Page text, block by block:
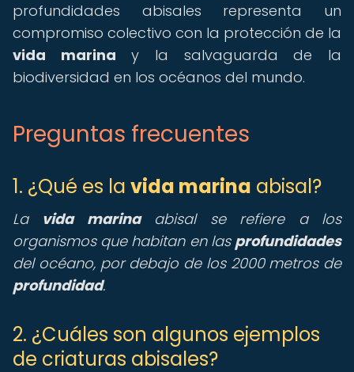
profundidades abisales representa un
compromiso colectivo con la protección de la
vida marina y la salvaguarda de la
biodiversidad en los océanos del mundo.
Preguntas frecuentes
1. ¿Qué es la vida marina abisal?
La vida marinaabisal se refiere a los
organismos que habitan en las profundidades
del océano, por debajo de los 2000 metros de
profundidad.
2. ¿Cuáles son algunos ejemplos
de criaturas abisales?